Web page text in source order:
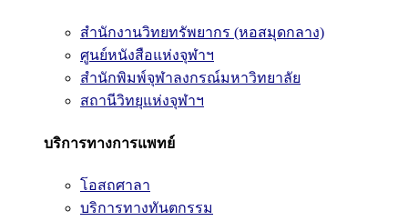
สำนักงานวิทยทรัพยากร (หอสมุดกลาง)
ศูนย์หนังสือแห่งจุฬาฯ
สำนักพิมพ์จุฬาลงกรณ์มหาวิทยาลัย
สถานีวิทยุแห่งจุฬาฯ
บริการทางการแพทย์
โอสถศาลา
บริการทางทันตกรรม